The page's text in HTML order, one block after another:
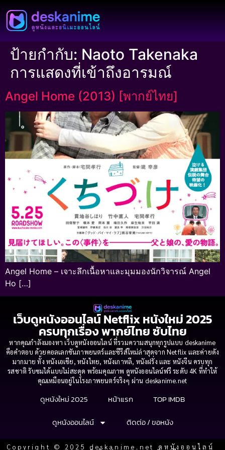
ป้ายกำกับ: Naoto Takenaka
การแสดงที่เข้าถึงอารมณ์
Angel Home (2013) [พากย์ไทย]
Angel Home – เจาะลึกเนื้อหาและมุมมองนักวิจารณ์ Angel
Ho […]
เว็บดูหนังออนไลน์ Netflix หนังใหม่ 2025
ครบทุกเรื่อง พากย์ไทย ซับไทย
หากคุณกำลังมองหา เว็บดูหนังออนไลน์ ที่รวมความสนุกทุกรูปแบบ deskanime
คือคำตอบ ด้วยคอลเลกชันภาพยนตร์และซีรีส์ใหม่ล่าสุดจาก Netflix และค่ายดัง
มากมาย ทั้ง หนังเอเชีย, หนังไทย, หนังเกาหลี, หนังฝรั่ง และ หนังจีน ครบทุก
รสชาติ รับชมได้แบบไม่สะดุด พร้อมคุณภาพ ดูหนังออนไลน์ฟรี ระดับ 4K ที่ทำให้
คุณเหมือนอยู่ในโรงภาพยนตร์จริงๆ ผ่าน deskanime.net
ดูหนังใหม่ 2025 หน้าแรก
TOP IMDB
ดูหนังออนไลน์
ติดต่อ / ขอหนัง
Copyright © 2025 deskanime.net ดูหนังออนไลน์